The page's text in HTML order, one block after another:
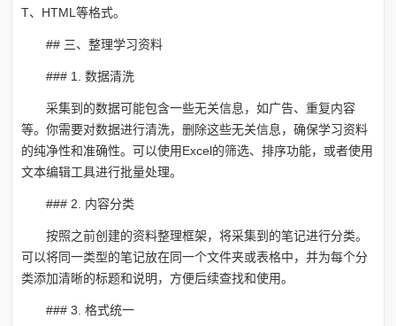
T、HTML等格式。
## 三、整理学习资料
### 1. 数据清洗
采集到的数据可能包含一些无关信息，如广告、重复内容
等。你需要对数据进行清洗，删除这些无关信息，确保学习资料
的纯净性和准确性。可以使用Excel的筛选、排序功能，或者使用
文本编辑工具进行批量处理。
### 2. 内容分类
按照之前创建的资料整理框架，将采集到的笔记进行分类。
可以将同一类型的笔记放在同一个文件夹或表格中，并为每个分
类添加清晰的标题和说明，方便后续查找和使用。
### 3. 格式统一